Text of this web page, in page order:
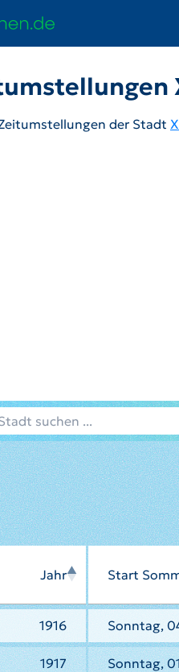
der Stadt
Jahr Start
1916 Sonntag,
1917 Sonntag,